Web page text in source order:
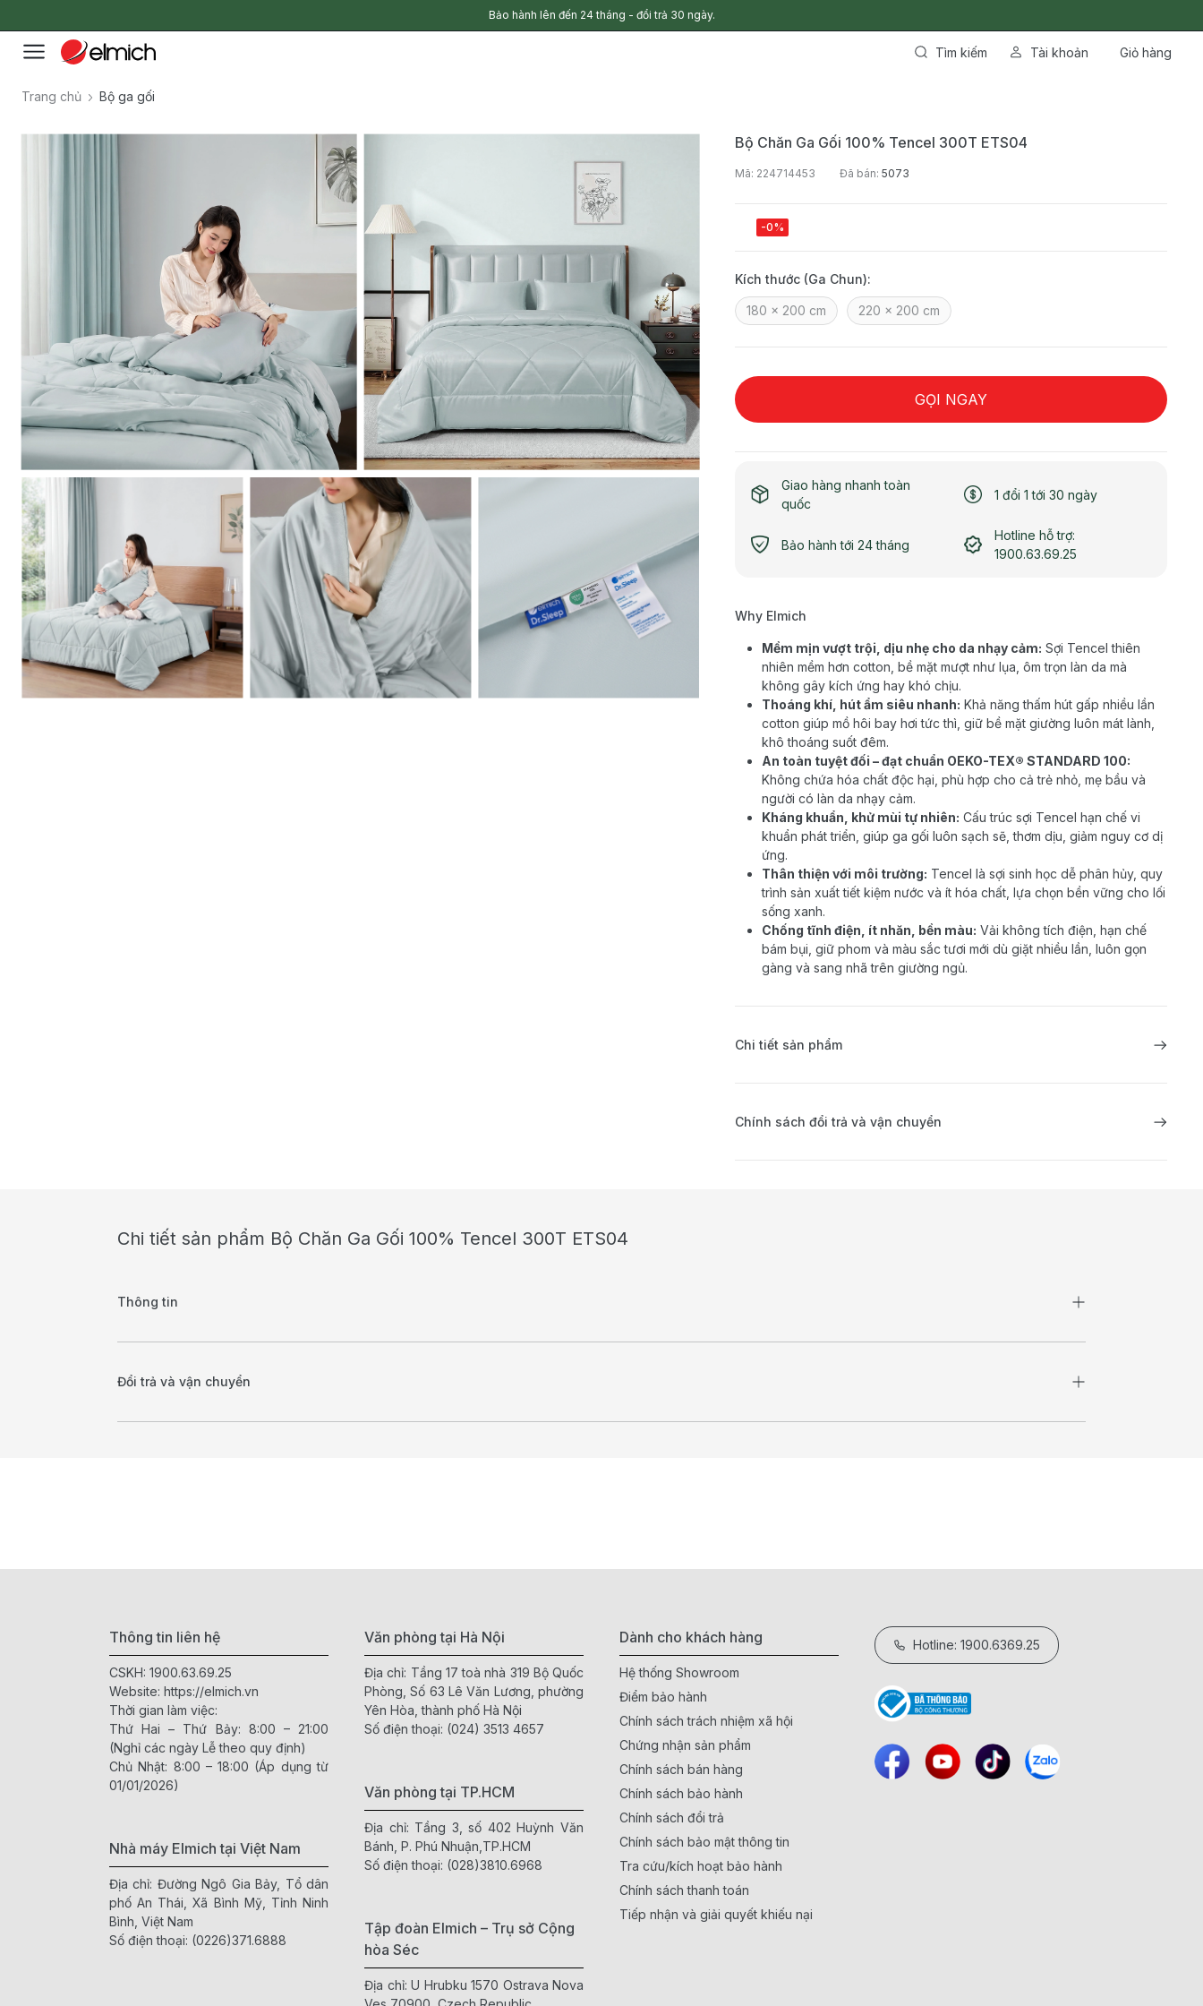
Bảo hành lên đến 24 tháng - đổi trả 30 ngày.
Tìm kiếm Tài khoản Giỏ hàng
Trang chủ Bộ ga gối
Bộ Chăn Ga Gối 100% Tencel 300T ETS04
Mã: 224714453 Đã bán:5073
-0%
Kích thước (Ga Chun):
180 x 200 cm 220 x 200 cm
GỌI NGAY
Giao hàng nhanh toàn
quốc
1 đổi 1 tới 30 ngày
Bảo hành tới 24 tháng
Hotline hỗ trợ:
1900.63.69.25
Why Elmich
Mềm mịn vượt trội, dịu nhẹ cho da nhạy cảm: Sợi Tencel thiên
nhiên mềm hơn cotton, bề mặt mượt như lụa, ôm trọn làn da mà
không gây kích ứng hay khó chịu.
Thoáng khí, hút ẩm siêu nhanh: Khả năng thấm hút gấp nhiều lần
cotton giúp mồ hôi bay hơi tức thì, giữ bề mặt giường luôn mát lành,
khô thoáng suốt đêm.
An toàn tuyệt đối – đạt chuẩn OEKO-TEX® STANDARD 100:
Không chứa hóa chất độc hại, phù hợp cho cả trẻ nhỏ, mẹ bầu và
người có làn da nhạy cảm.
Kháng khuẩn, khử mùi tự nhiên: Cấu trúc sợi Tencel hạn chế vi
khuẩn phát triển, giúp ga gối luôn sạch sẽ, thơm dịu, giảm nguy cơ dị
ứng.
Thân thiện với môi trường: Tencel là sợi sinh học dễ phân hủy, quy
trình sản xuất tiết kiệm nước và ít hóa chất, lựa chọn bền vững cho lối
sống xanh.
Chống tĩnh điện, ít nhăn, bền màu: Vải không tích điện, hạn chế
bám bụi, giữ phom và màu sắc tươi mới dù giặt nhiều lần, luôn gọn
gàng và sang nhã trên giường ngủ.
Chi tiết sản phẩm
Chính sách đổi trả và vận chuyển
Chi tiết sản phẩm Bộ Chăn Ga Gối 100% Tencel 300T ETS04
Thông tin
Đổi trả và vận chuyển
Thông tin liên hệ
CSKH: 1900.63.69.25
Website: https://elmich.vn
Thời gian làm việc:
Thứ Hai – Thứ Bảy: 8:00 – 21:00
(Nghỉ các ngày Lễ theo quy định)
Chủ Nhật: 8:00 – 18:00 (Áp dụng từ
01/01/2026)
Nhà máy Elmich tại Việt Nam
Địa chỉ: Đường Ngô Gia Bảy, Tổ dân
phố An Thái, Xã Bình Mỹ, Tỉnh Ninh
Bình, Việt Nam
Số điện thoại: (0226)371.6888
Văn phòng tại Hà Nội
Địa chỉ: Tầng 17 toà nhà 319 Bộ Quốc
Phòng, Số 63 Lê Văn Lương, phường
Yên Hòa, thành phố Hà Nội
Số điện thoại: (024) 3513 4657
Văn phòng tại TP.HCM
Địa chỉ: Tầng 3, số 402 Huỳnh Văn
Bánh, P. Phú Nhuận,TP.HCM
Số điện thoại: (028)3810.6968
Tập đoàn Elmich – Trụ sở Cộng
hòa Séc
Địa chỉ: U Hrubku 1570 Ostrava Nova
Dành cho khách hàng
Hệ thống Showroom
Điểm bảo hành
Chính sách trách nhiệm xã hội
Chứng nhận sản phẩm
Chính sách bán hàng
Chính sách bảo hành
Chính sách đổi trả
Chính sách bảo mật thông tin
Tra cứu/kích hoạt bảo hành
Chính sách thanh toán
Tiếp nhận và giải quyết khiếu nại
Hotline: 1900.6369.25